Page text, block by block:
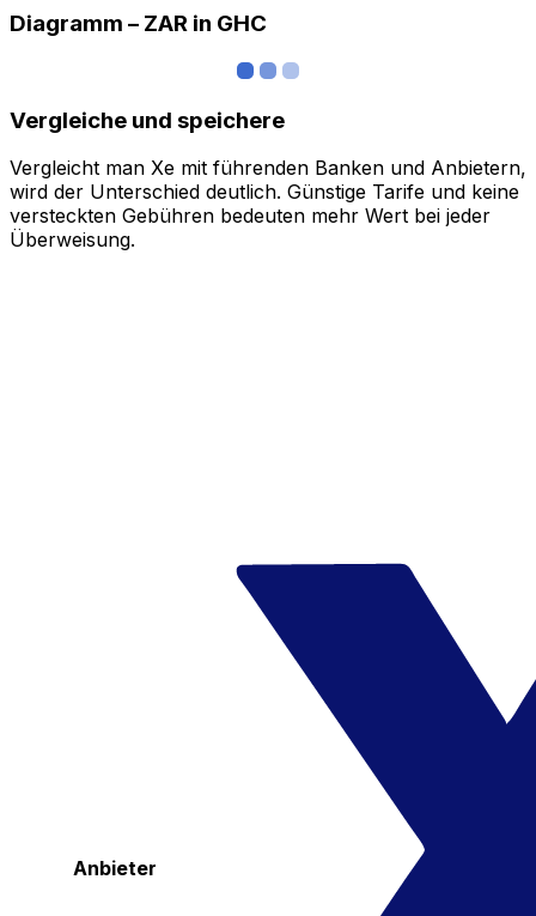
Diagramm – ZAR in GHC
Vergleiche und speichere
Vergleicht man Xe mit führenden Banken und Anbietern,
wird der Unterschied deutlich. Günstige Tarife und keine
versteckten Gebühren bedeuten mehr Wert bei jeder
Überweisung.
Anbieter